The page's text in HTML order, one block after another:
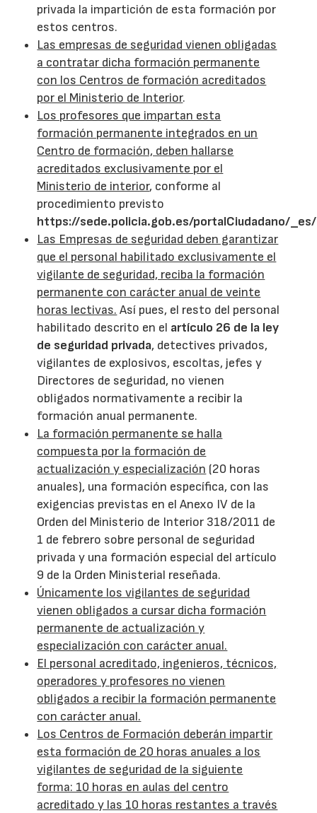
privada la impartición de esta formación por
estos centros.
Las empresas de seguridad vienen obligadas
a contratar dicha formación permanente
con los Centros de formación acreditados
por el Ministerio de Interior.
Los profesores que impartan esta
formación permanente integrados en un
Centro de formación, deben hallarse
acreditados exclusivamente por el
Ministerio de interior, conforme al
procedimiento previsto
https://sede.policia.gob.es/portalCiudadano/
Las Empresas de seguridad deben garantizar
que el personal habilitado exclusivamente el
vigilante de seguridad, reciba la formación
permanente con carácter anual de veinte
horas lectivas. Así pues, el resto del personal
habilitado descrito en el artículo 26 de la ley
de seguridad privada, detectives privados,
vigilantes de explosivos, escoltas, jefes y
Directores de seguridad, no vienen
obligados normativamente a recibir la
formación anual permanente.
La formación permanente se halla
compuesta por la formación de
actualización y especialización (20 horas
anuales), una formación específica, con las
exigencias previstas en el Anexo IV de la
Orden del Ministerio de Interior 318/2011 de
1 de febrero sobre personal de seguridad
privada y una formación especial del artículo
9 de la Orden Ministerial reseñada.
Únicamente los vigilantes de seguridad
vienen obligados a cursar dicha formación
permanente de actualización y
especialización con carácter anual.
El personal acreditado, ingenieros, técnicos,
operadores y profesores no vienen
obligados a recibir la formación permanente
con carácter anual.
Los Centros de Formación deberán impartir
esta formación de 20 horas anuales a los
vigilantes de seguridad de la siguiente
forma: 10 horas en aulas del centro
acreditado y las 10 horas restantes a través